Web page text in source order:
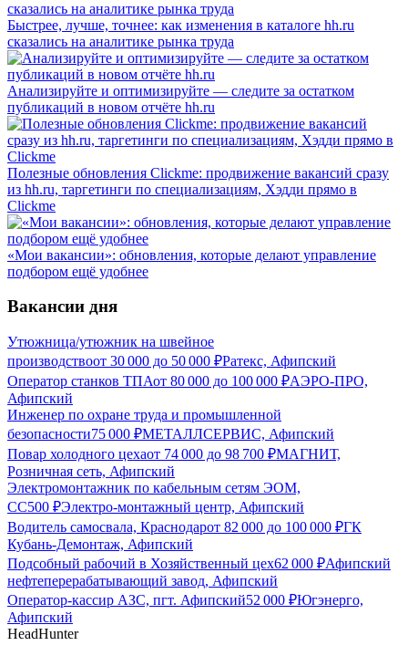
Быстрее, лучше, точнее: как изменения в каталоге hh.ru
сказались на аналитике рынка труда
Анализируйте и оптимизируйте — следите за остатком
публикаций в новом отчёте hh.ru
Полезные обновления Clickme: продвижение вакансий сразу
из hh.ru, таргетинги по специализациям, Хэдди прямо в
Clickme
«Мои вакансии»: обновления, которые делают управление
подбором ещё удобнее
Вакансии дня
Утюжница/утюжник на швейное
производствоот 30 000 до 50 000 ₽Ратекс, Афипский
Оператор станков ТПАот 80 000 до 100 000 ₽АЭРО-ПРО,
Афипский
Инженер по охране труда и промышленной
безопасности75 000 ₽МЕТАЛЛСЕРВИС, Афипский
Повар холодного цехаот 74 000 до 98 700 ₽МАГНИТ,
Розничная сеть, Афипский
Электромонтажник по кабельным сетям ЭОМ,
СС500 ₽Электро-монтажный центр, Афипский
Водитель самосвала, Краснодарот 82 000 до 100 000 ₽ГК
Кубань-Демонтаж, Афипский
Подсобный рабочий в Хозяйственный цех62 000 ₽Афипский
нефтеперерабатывающий завод, Афипский
Оператор-кассир АЗС, пгт. Афипский52 000 ₽Югэнерго,
Афипский
HeadHunter